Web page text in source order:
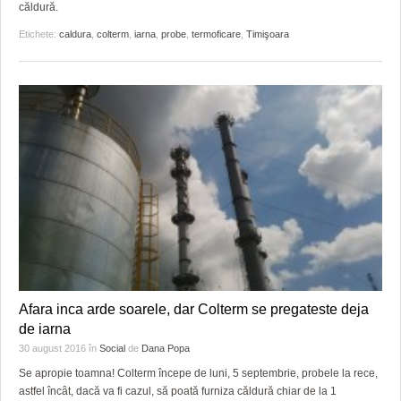
căldură.
Etichete: caldura colterm iarna probe termoficare Timişoara
Afara inca arde soarele, dar Colterm se pregateste deja
de iarna
30 august 2016 în Social de Dana Popa
Se apropie toamna! Colterm începe de luni, 5 septembrie, probele la rece,
astfel încât, dacă va fi cazul, să poată furniza căldură chiar de la 1